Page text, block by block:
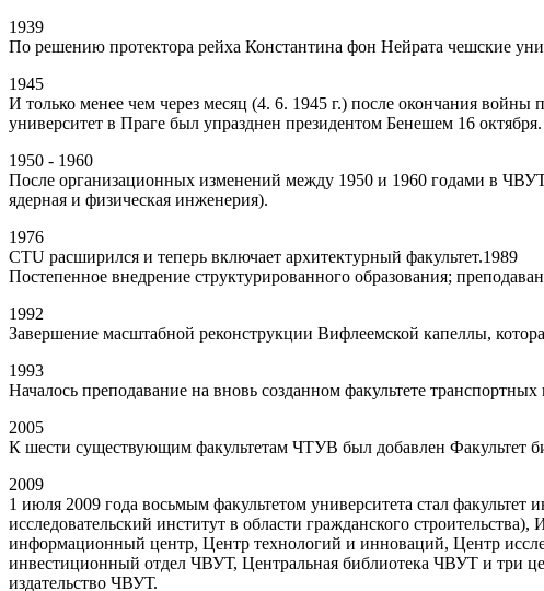
1939
По решению протектора рейха Константина фон Нейрата чешские
1945
И только менее чем через месяц (4. 6. 1945 г.) после окончания
университет в Праге был упразднен президентом Бенешем 16 октября.
1950 - 1960
После организационных изменений между 1950 и 1960 годами в
ядерная и физическая инженерия).
1976
CTU расширился и теперь включает архитектурный факультет.1989
Постепенное внедрение структурированного образования;
1992
Завершение масштабной реконструкции Вифлеемской капеллы,
1993
Началось преподавание на вновь созданном факультете транспортных
2005
К шести существующим факультетам ЧТУВ был добавлен Факультет
2009
1 июля 2009 года восьмым факультетом университета стал
исследовательский институт в области гражданского
информационный центр, Центр технологий и инноваций, Центр
инвестиционный отдел ЧВУТ, Центральная библиотека ЧВУТ и три
издательство ЧВУТ.